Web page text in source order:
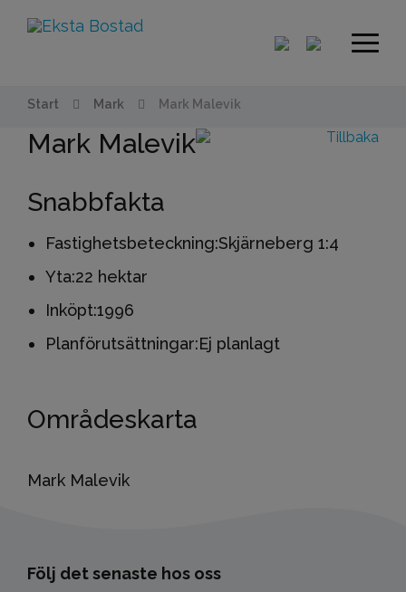
Start Mark Mark Malevik
Mark Malevik Tillbaka
Snabbfakta
Fastighetsbeteckning:Skjärneberg 1:4
Yta:22 hektar
Inköpt:1996
Planförutsättningar:Ej planlagt
Områdeskarta
Mark Malevik
Följ det senaste hos oss